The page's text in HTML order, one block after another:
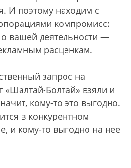
И поэтому находим с
компромисс:
о вашей деятельности —
расценкам.
запрос на
«Шалтай-Болтай» взяли и
кому-то это выгодно.
в конкурентном
и кому-то выгодно на нее